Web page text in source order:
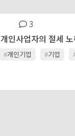
3
개인사업자의 절세
#개인기업 #기업